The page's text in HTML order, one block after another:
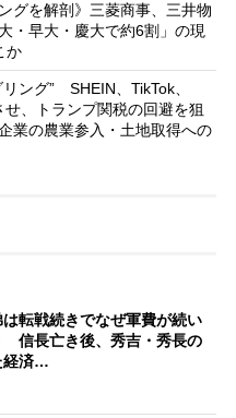
グを解剖》三菱商事、三井物
・早大・慶大で約6割」の現
か
ング” SHEIN、TikTok、
、トランプ関税の回避を狙
業の農業参入・土地取得への
転戦続きでなぜ軍費が続い
信長亡き後、秀吉・秀長の
経済…